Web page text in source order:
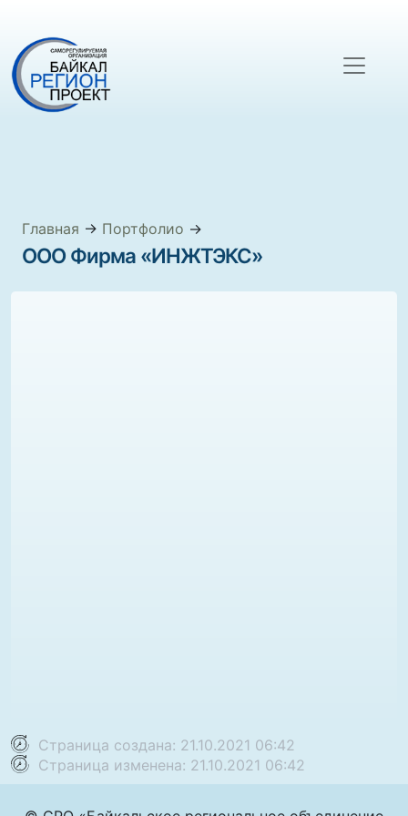
Главная → Портфолио →
ООО Фирма «ИНЖТЭКС»
Страница создана: 21.10.2021 06:42
Страница изменена: 21.10.2021 06:42